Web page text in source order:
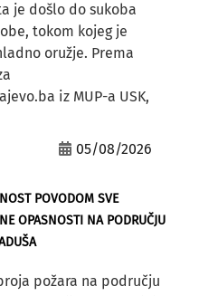
je došlo do sukoba
tokom kojeg je
oružje. Prema
iz MUP-a USK,
05/08/2026
POVODOM SVE
OPASNOSTI NA PODRUČJU
požara na području